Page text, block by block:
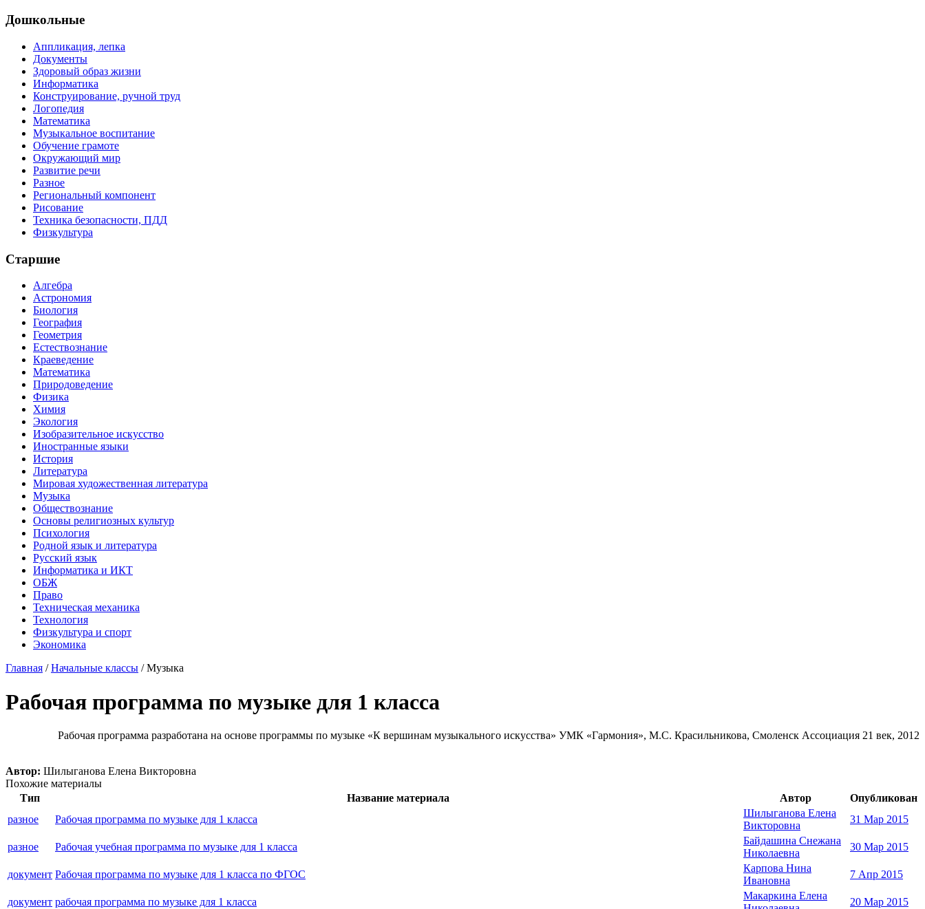
Дошкольные
Аппликация, лепка
Документы
Здоровый образ жизни
Информатика
Конструирование, ручной труд
Логопедия
Математика
Музыкальное воспитание
Обучение грамоте
Окружающий мир
Развитие речи
Разное
Региональный компонент
Рисование
Техника безопасности, ПДД
Физкультура
Старшие
Алгебра
Астрономия
Биология
География
Геометрия
Естествознание
Краеведение
Математика
Природоведение
Физика
Химия
Экология
Изобразительное искусство
Иностранные языки
История
Литература
Мировая художественная литература
Музыка
Обществознание
Основы религиозных культур
Психология
Родной язык и литература
Русский язык
Информатика и ИКТ
ОБЖ
Право
Техническая механика
Технология
Физкультура и спорт
Экономика
Главная /Начальные классы /Музыка
Рабочая программа по музыке для 1 класса
Рабочая программа разработана на основе программы по музыке «К вершинам музыкального искусства» УМК «Гармония», М.С. Красильникова, Смоленск Ассоциация 21 век, 2012
Автор: Шилыганова Елена Викторовна
Похожие материалы
Тип
Название материала Автор
Опубликован
разное
Рабочая программа по музыке для 1 класса
Шилыганова Елена
Викторовна
31 Мар 2015
разное Рабочая учебная программа по музыке для 1 класса
Байдашина Снежана
Николаевна
30 Мар 2015
документ Рабочая программа по музыке для 1 класса по ФГОС
Карпова Нина
Ивановна
7 Апр 2015
документ рабочая программа по музыке для 1 класса
Макаркина Елена
20 Мар 2015